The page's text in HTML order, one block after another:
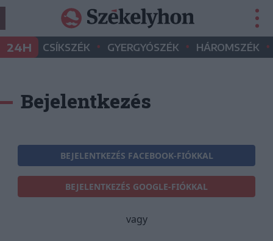
24H CSÍKSZÉK • GYERGYÓSZÉK • HÁROMSZÉK •
Bejelentkezés
BEJELENTKEZÉS FACEBOOK-FIÓKKAL
BEJELENTKEZÉS GOOGLE-FIÓKKAL
vagy